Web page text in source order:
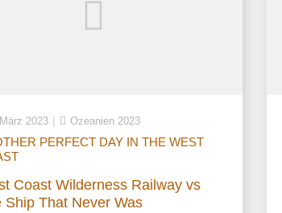
2023 Ozeanien 2023
PERFECT DAY IN THE WEST
Coast Wilderness Railway vs
Ship That Never Was